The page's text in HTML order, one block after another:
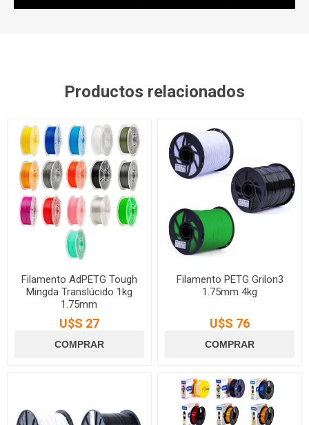
Productos relacionados
Filamento AdPETG Tough
Mingda Translúcido 1kg
1.75mm
U$S 27
Filamento PETG Grilon3
1.75mm 4kg
U$S 76